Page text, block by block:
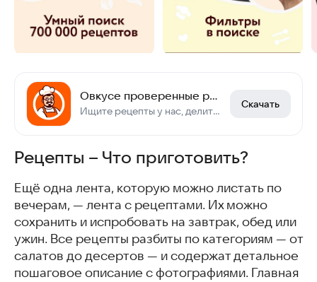
Овкусе проверенные рецепты
Ищите рецепты у нас, делитесь рецептами с Сообществом
Скачать
Рецепты – Что приготовить?
Ещё одна лента, которую можно листать по
вечерам, — лента с рецептами. Их можно
сохранить и испробовать на завтрак, обед или
ужин. Все рецепты разбиты по категориям — от
салатов до десертов — и содержат детальное
пошаговое описание с фотографиями. Главная